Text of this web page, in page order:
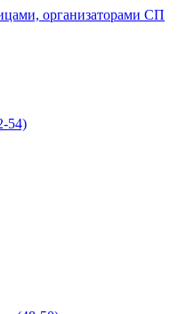
организаторами СП
54)